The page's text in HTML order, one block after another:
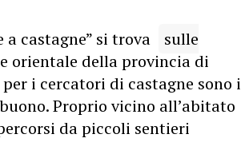
castagne” si trova
sulle
orientale della provincia di
i cercatori di castagne sono i
Proprio vicino all’abitato
da piccoli sentieri